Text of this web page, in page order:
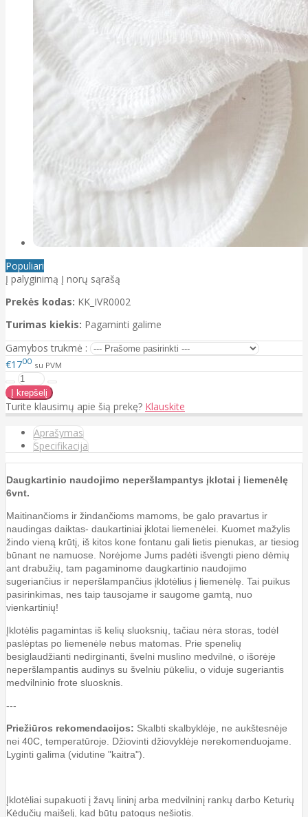
Populiari
Į palyginimą Į norų sąrašą
Prekės kodas: KK_IVR0002
Turimas kiekis: Pagaminti galime
Gamybos trukmė :
€1700 su PVM
Turite klausimų apie šią prekę? Klauskite
Aprašymas
Specifikacija
Daugkartinio naudojimo neperšlampantys įklotai į liemenėlę
6vnt.
Maitinančioms ir žindančioms mamoms, be galo pravartus ir
naudingas daiktas- daukartiniai įklotai liemenėlei. Kuomet mažylis
žindo vieną krūtį, iš kitos kone fontanu gali lietis pienukas, ar tiesiog
būnant ne namuose. Norėjome Jums padėti išvengti pieno dėmių
ant drabužių, tam pagaminome daugkartinio naudojimo
sugeriančius ir neperšlampančius įklotėlius į liemenėlę. Tai puikus
pasirinkimas, nes taip tausojame ir saugome gamtą, nuo
vienkartinių!
Įklotėlis pagamintas iš kelių sluoksnių, tačiau nėra storas, todėl
paslėptas po liemenėle nebus matomas. Prie spenelių
besiglaudžianti nedirginanti, švelni muslino medvilnė, o išorėje
neperšlampantis audinys su švelniu pūkeliu, o viduje sugeriantis
medvilninio frote sluosknis.
---
Priežiūros rekomendacijos: Skalbti skalbyklėje, ne aukštesnėje
nei 40C, temperatūroje. Džiovinti džiovyklėje nerekomenduojame.
Lyginti galima (vidutine "kaitra").
Įklotėliai supakuoti į žavų lininį arba medvilninį rankų darbo Keturių
Kėdučių maišelį, kad būtų patogus nešiotis.